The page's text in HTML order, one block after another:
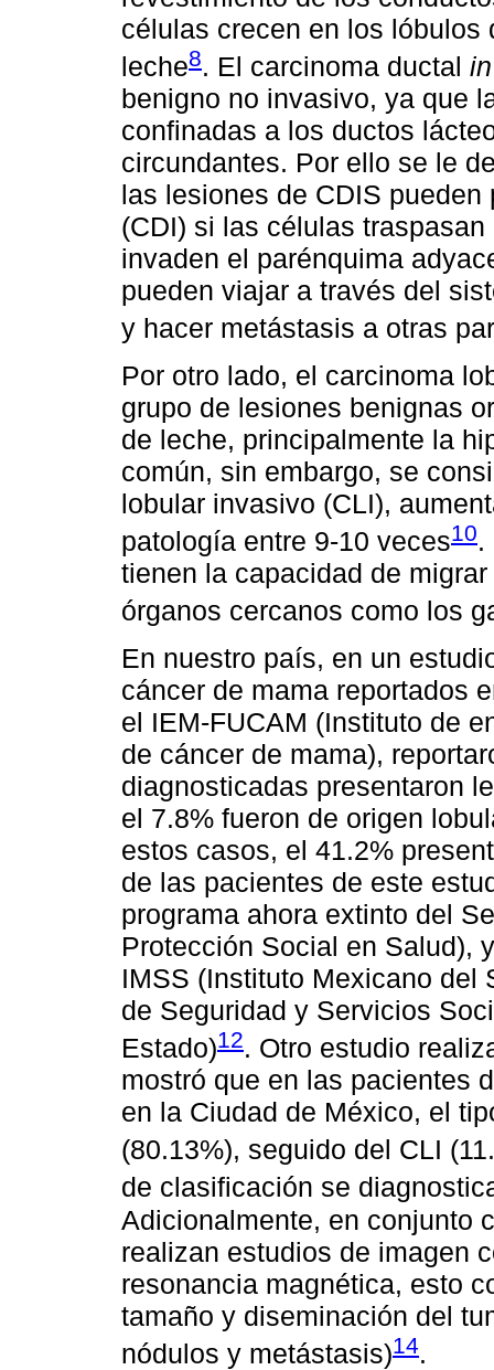
células crecen en los
leche8. El carcinoma ductal
benigno no invasivo, ya que
confinadas a los ductos
circundantes. Por ello se le
las lesiones de CDIS
(CDI) si las células
invaden el parénquima
pueden viajar a través del
y hacer metástasis a otras
Por otro lado, el carcinoma
grupo de lesiones benignas
de leche, principalmente la
común, sin embargo, se
lobular invasivo (CLI),
patología entre 9-10 veces10.
tienen la capacidad de
órganos cercanos como los
En nuestro país, en un
cáncer de mama reportados
el IEM-FUCAM (Instituto de
de cáncer de mama),
diagnosticadas presentaron
el 7.8% fueron de origen
estos casos, el 41.2%
de las pacientes de este
programa ahora extinto del
Protección Social en Salud),
IMSS (Instituto Mexicano del
de Seguridad y Servicios
Estado)12. Otro estudio
mostró que en las pacientes
en la Ciudad de México, el
(80.13%), seguido del CLI
de clasificación se
Adicionalmente, en conjunto
realizan estudios de imagen
resonancia magnética, esto
tamaño y diseminación del
nódulos y metástasis)14.